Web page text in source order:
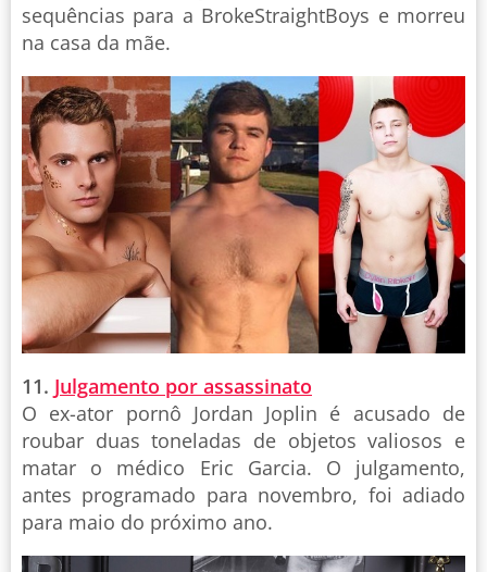
sequências para a BrokeStraightBoys e morreu
na casa da mãe.
11. Julgamento por assassinato
O ex-ator pornô Jordan Joplin é acusado de
roubar duas toneladas de objetos valiosos e
matar o médico Eric Garcia. O julgamento,
antes programado para novembro, foi adiado
para maio do próximo ano.